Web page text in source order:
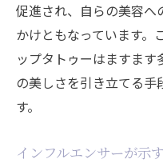
促進され、自らの美容へ
かけともなっています。
ップタトゥーはますま
の美しさを引き立てる
す。
インフルエンサーが示